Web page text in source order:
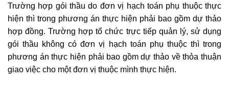
Trường hợp gói thầu do đơn vị hạch toán phụ thuộc thực
hiện thì trong phương án thực hiện phải bao gồm dự thảo
hợp đồng. Trường hợp tổ chức trực tiếp quản lý, sử dụng
gói thầu không có đơn vị hạch toán phụ thuộc thì trong
phương án thực hiện phải bao gồm dự thảo về thỏa thuận
giao việc cho một đơn vị thuộc mình thực hiện.